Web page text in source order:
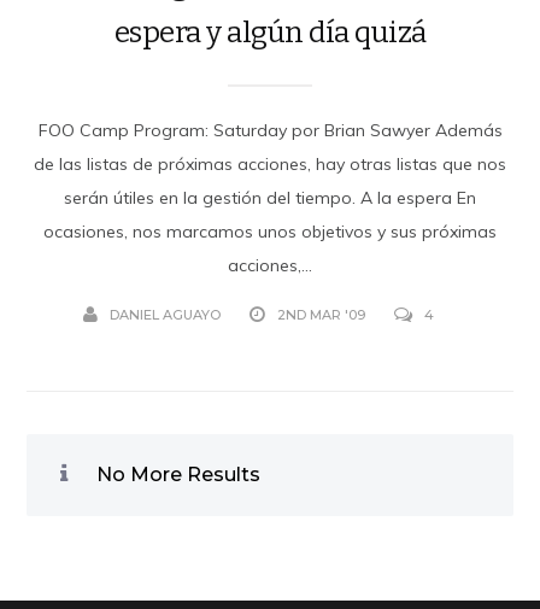
espera y algún día quizá
FOO Camp Program: Saturday por Brian Sawyer Además
de las listas de próximas acciones, hay otras listas que nos
serán útiles en la gestión del tiempo. A la espera En
ocasiones, nos marcamos unos objetivos y sus próximas
acciones,...
DANIEL AGUAYO 2ND MAR '09 4
No More Results